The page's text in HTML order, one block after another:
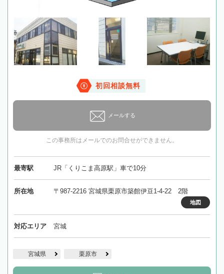
初回相談無料
メールする
この事務所はメールでのお問合せができません。
最寄駅 JR「くりこま高原駅」車で10分
所在地 〒987-2216 宮城県栗原市築館伊豆1-4-22 2階
地図
対応エリア 宮城
宮城県 栗原市